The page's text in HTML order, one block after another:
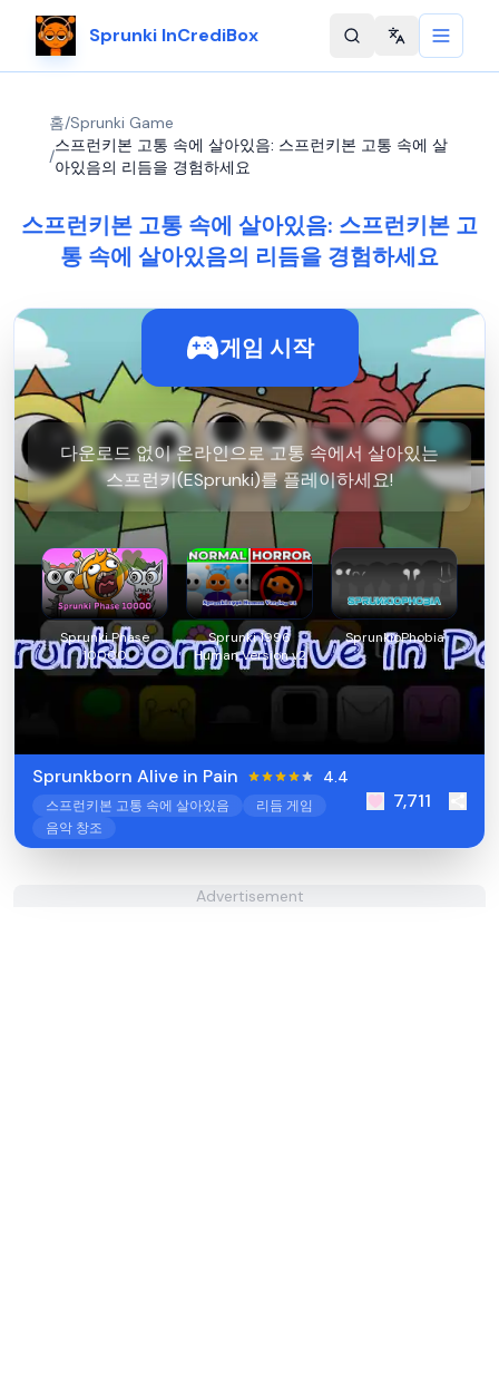
Sprunki InCrediBox Change
홈/Sprunki Game
/
스프런키본 고통 속에 살아있음: 스프런키본 고통 속에 살
아있음의 리듬을 경험하세요
스프런키본 고통 속에 살아있음: 스프런키본 고
통 속에 살아있음의 리듬을 경험하세요
게임 시작
다운로드 없이 온라인으로 고통 속에서 살아있는
스프런키(ESprunki)를 플레이하세요!
Sprunki Phase
10000
Sprunki 1996
Human Version v2
SprunkioPhobia
Sprunkborn Alive in Pain 4.4
스프런키본 고통 속에 살아있음
리듬 게임
음악 창조
7,711
Advertisement